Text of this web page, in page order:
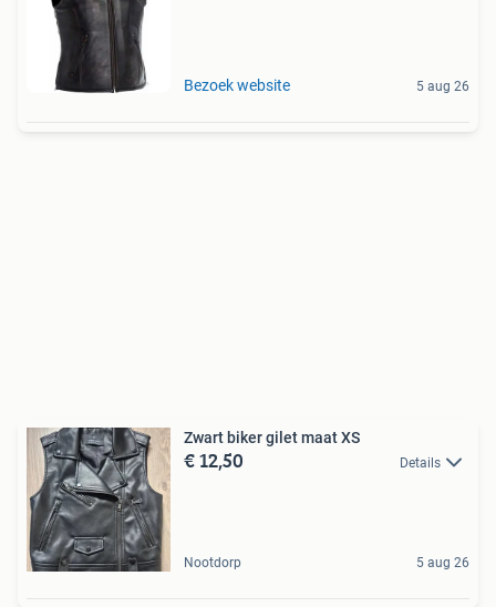
Bezoek website 5 aug 26
Zwart biker gilet maat XS
€ 12,50 Details
Nootdorp 5 aug 26